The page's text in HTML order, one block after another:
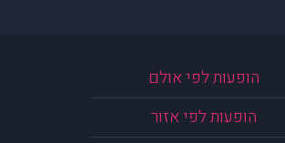
הופעות לפי אולם
הופעות לפי אזור